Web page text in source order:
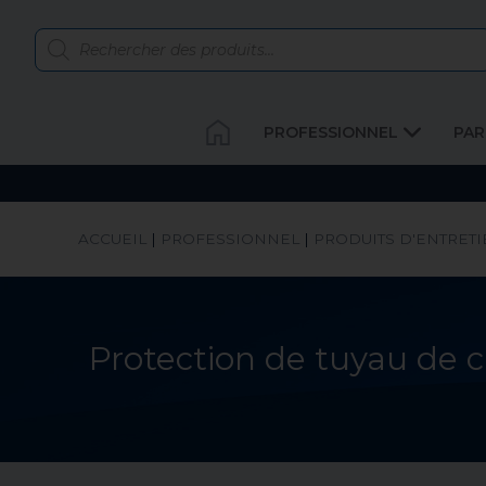
PROFESSIONNEL
ACCUEIL | PROFESSIONNEL | PRODUITS
Protection de tuyau de